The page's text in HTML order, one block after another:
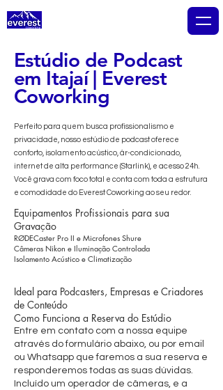
Estúdio de Podcast
em Itajaí | Everest
Coworking
Perfeito para quem busca profissionalismo e
privacidade, nosso estúdio de podcast oferece
conforto, isolamento acústico, ár-condicionado,
internet de alta performance (Starlink), e acesso 24h.
Você grava com foco total e conta com toda a estrutura
e comodidade do Everest Coworking ao seu redor.
Equipamentos Profissionais para sua
Gravação
RØDECaster Pro II e Microfones Shure
Câmeras Nikon e Iluminação Controlada
Isolamento Acústico e Climatização
Ideal para Podcasters, Empresas e Criadores
de Conteúdo​
Como Funciona a Reserva do Estúdio
Entre em contato com a nossa equipe
através do formulário abaixo, ou por email
ou Whatsapp que faremos a sua reserva e
responderemos todas as suas dúvidas.
Incluído um operador de câmeras, e a